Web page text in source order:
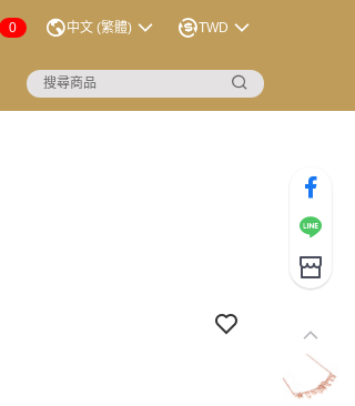
0 中文 (繁體) TWD